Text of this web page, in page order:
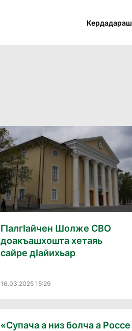
Кердадараш
ГӀалгӀайчен Шолже СВО
доакъашхошта хетаяь
сайре дӀайихьар
16.03.2025 15:29
«Супача а низ болча а Россе